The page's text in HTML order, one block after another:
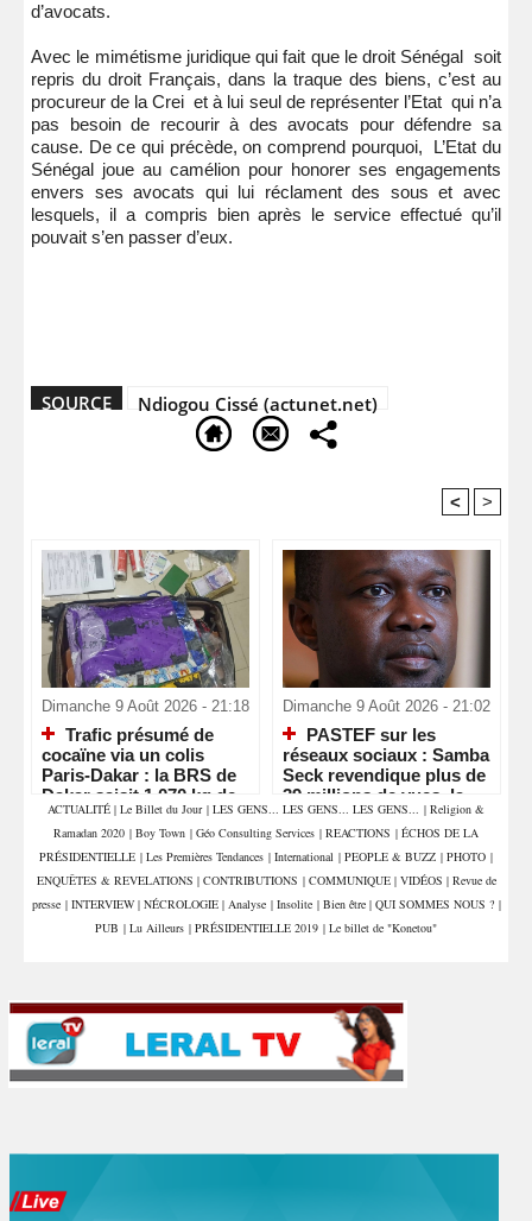
d’avocats.
Avec le mimétisme juridique qui fait que le droit Sénégal soit
repris du droit Français, dans la traque des biens, c’est au
procureur de la Crei et à lui seul de représenter l’Etat qui n’a
pas besoin de recourir à des avocats pour défendre sa
cause. De ce qui précède, on comprend pourquoi, L’Etat du
Sénégal joue au camélion pour honorer ses engagements
envers ses avocats qui lui réclament des sous et avec
lesquels, il a compris bien après le service effectué qu’il
pouvait s’en passer d’eux.
SOURCE Ndiogou Cissé (actunet.net)
< >
Dimanche 9 Août 2026 - 21:18
Trafic présumé de
cocaïne via un colis
Paris-Dakar : la BRS de
Dakar saisit 1,070 kg de
drogue et interpelle deux
commerçants
Dimanche 9 Août 2026 - 21:02
PASTEF sur les
réseaux sociaux : Samba
Seck revendique plus de
39 millions de vues, la «
machine » numérique de
Sonko en pleine
accélération
ACTUALITÉ | Le Billet du Jour | LES GENS... LES GENS... LES GENS... | Religion &
Ramadan 2020 | Boy Town | Géo Consulting Services | REACTIONS | ÉCHOS DE LA
PRÉSIDENTIELLE | Les Premières Tendances | International | PEOPLE & BUZZ | PHOTO |
ENQUÊTES & REVELATIONS | CONTRIBUTIONS | COMMUNIQUE | VIDÉOS | Revue de
presse | INTERVIEW | NÉCROLOGIE | Analyse | Insolite | Bien être | QUI SOMMES NOUS ? |
PUB | Lu Ailleurs | PRÉSIDENTIELLE 2019 | Le billet de "Konetou"